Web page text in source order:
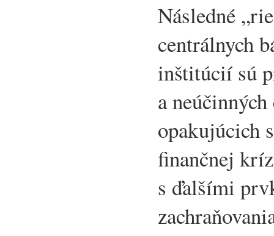
Následné
centrálnych
inštitúcií sú
a
opakujúcich
finančnej
s ďalšími